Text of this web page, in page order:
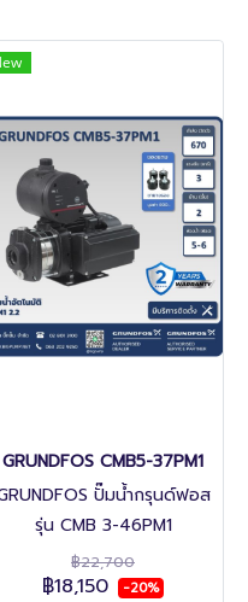
GRUNDFOS CMB5-37PM1
ปั๊มน้ำกรุนด์ฟอส
รุ่น CMB 3-46PM1
฿22,700
฿18,150 -20%